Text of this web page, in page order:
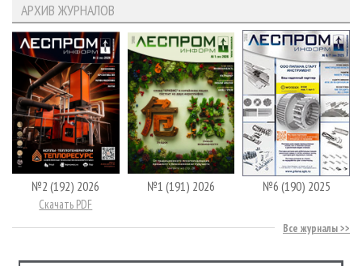
АРХИВ ЖУРНАЛОВ
№2 (192) 2026
Скачать PDF
№1 (191) 2026 №6 (190) 2025
Все журналы